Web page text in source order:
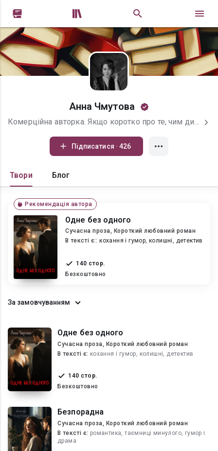
 
Анна Чмутова
Комерційна авторка. Якщо коротко про те, чим дихаю: дихаю міським повітрям, русофобією і жагою до життя. Хто я? Питання, на яке навіть пан Президент не може нормально відповісти. Мене звати Аня, авторка сучасної прози, копірайтерка й у своїх планах – відома письменниця. Пишу про проблеми нашого часу: синдром відмінника, аб'юзерів, соцмережі. Намагаюсь дати тобі у книзі хоч трошки корисної інформації, окрім суто любовної лінії. Навпаки – про кохання писати я не вмію. Тим паче постійно забуваю, що герої мають зізнаватися у коханні одне одному не в епілозі, ахах. Заходь на мої сторінки в інстаграмі або телеграмі. Буду рада бачити всіх.
Підписатися · 426
Твори Блог
Рекомендація автора
Одне без одного
Сучасна проза, Короткий любовний роман
В текcті є:: кохання і гумор, колишні, детектив
140 стор.
Безкоштовно
За замовчуванням
Одне без одного
Сучасна проза, Короткий любовний роман
В текcті є: кохання і гумор, колишні, детектив
140 стор.
Безкоштовно
Безпорадна
Сучасна проза, Короткий любовний роман
В текcті є: романтика, таємниці минулого, гумор і
драма